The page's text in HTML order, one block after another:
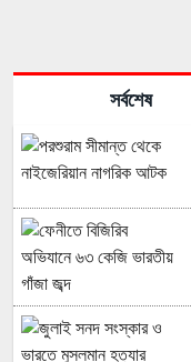
সর্বশেষ